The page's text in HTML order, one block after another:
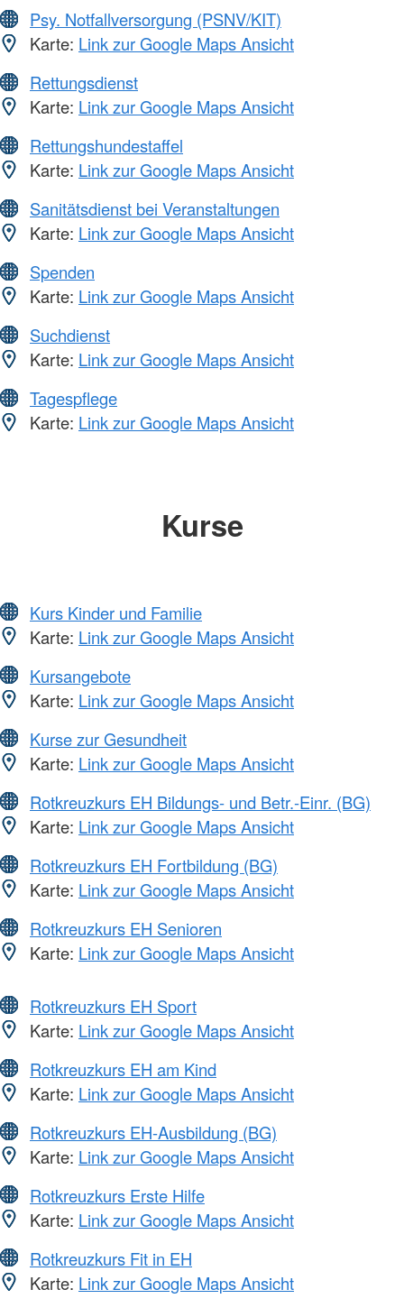
Psy. Notfallversorgung (PSNV/KIT)
Karte: Link zur Google Maps Ansicht
Rettungsdienst
Karte: Link zur Google Maps Ansicht
Rettungshundestaffel
Karte: Link zur Google Maps Ansicht
Sanitätsdienst bei Veranstaltungen
Karte: Link zur Google Maps Ansicht
Spenden
Karte: Link zur Google Maps Ansicht
Suchdienst
Karte: Link zur Google Maps Ansicht
Tagespflege
Karte: Link zur Google Maps Ansicht
Kurse
Kurs Kinder und Familie
Karte: Link zur Google Maps Ansicht
Kursangebote
Karte: Link zur Google Maps Ansicht
Kurse zur Gesundheit
Karte: Link zur Google Maps Ansicht
Rotkreuzkurs EH Bildungs- und Betr.-Einr. (BG)
Karte: Link zur Google Maps Ansicht
Rotkreuzkurs EH Fortbildung (BG)
Karte: Link zur Google Maps Ansicht
Rotkreuzkurs EH Senioren
Karte: Link zur Google Maps Ansicht
Rotkreuzkurs EH Sport
Karte: Link zur Google Maps Ansicht
Rotkreuzkurs EH am Kind
Karte: Link zur Google Maps Ansicht
Rotkreuzkurs EH-Ausbildung (BG)
Karte: Link zur Google Maps Ansicht
Rotkreuzkurs Erste Hilfe
Karte: Link zur Google Maps Ansicht
Rotkreuzkurs Fit in EH
Karte: Link zur Google Maps Ansicht